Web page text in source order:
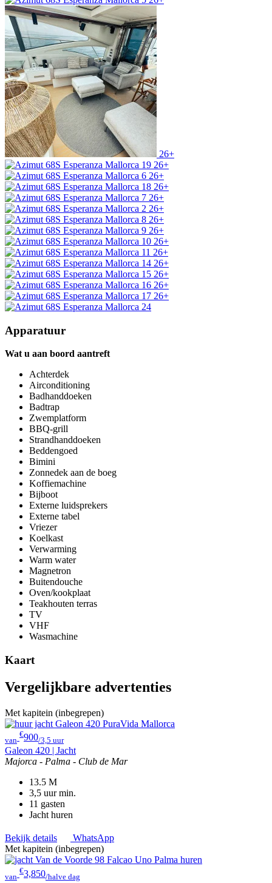
26+
26+
26+
26+
26+
26+
26+
26+
26+
26+
26+
26+
26+
26+
Apparatuur
Wat u aan boord aantreft
Achterdek
Airconditioning
Badhanddoeken
Badtrap
Zwemplatform
BBQ-grill
Strandhanddoeken
Beddengoed
Bimini
Zonnedek aan de boeg
Koffiemachine
Bijboot
Externe luidsprekers
Externe tabel
Vriezer
Koelkast
Verwarming
Warm water
Magnetron
Buitendouche
Oven/kookplaat
Teakhouten terras
TV
VHF
Wasmachine
Kaart
Vergelijkbare advertenties
Met kapitein (inbegrepen)
van
€900/3,5 uur
Galeon 420 | Jacht
Majorca - Palma - Club de Mar
13.5 M
3,5 uur min.
11 gasten
Jacht huren
Bekijk details
WhatsApp
Met kapitein (inbegrepen)
van
€3,850/halve dag